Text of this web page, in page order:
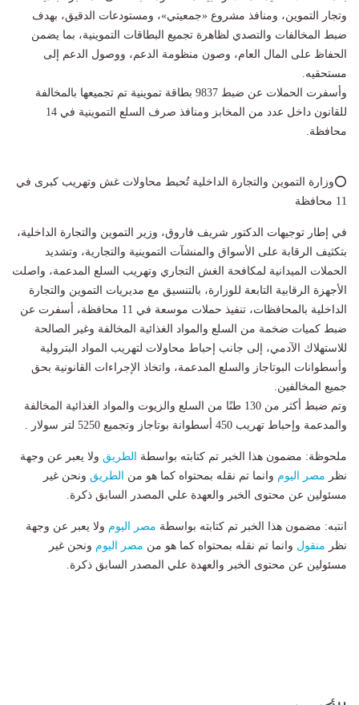
وتجار التموين، ومنافذ مشروع «جمعيتي»، ومستودعات الدقيق، بهدف
ضبط المخالفات والتصدي لظاهرة تجميع البطاقات التموينية، بما يضمن
الحفاظ على المال العام، وصون منظومة الدعم، ووصول الدعم إلى
مستحقيه.
وأسفرت الحملات عن ضبط 9837 بطاقة تموينية تم تجميعها بالمخالفة
للقانون داخل عدد من المخابز ومنافذ صرف السلع التموينية في 14
محافظة.
⭕وزارة التموين والتجارة الداخلية تُحبط محاولات غش وتهريب كبرى في
11 محافظة
في إطار توجيهات الدكتور شريف فاروق، وزير التموين والتجارة الداخلية،
بتكثيف الرقابة على الأسواق والمنشآت التموينية والتجارية، وتشديد
الحملات الميدانية لمكافحة الغش التجاري وتهريب السلع المدعمة، واصلت
الأجهزة الرقابية التابعة للوزارة، بالتنسيق مع مديريات التموين والتجارة
الداخلية بالمحافظات، تنفيذ حملات موسعة في 11 محافظة، أسفرت عن
ضبط كميات ضخمة من السلع والمواد الغذائية المخالفة وغير الصالحة
للاستهلاك الآدمي، إلى جانب إحباط محاولات لتهريب المواد البترولية
وأسطوانات البوتاجاز والسلع المدعمة، واتخاذ الإجراءات القانونية بحق
جميع المخالفين.
وتم ضبط أكثر من 130 طنًا من السلع والزيوت والمواد الغذائية المخالفة
والمدعمة وإحباط تهريب 450 أسطوانة بوتاجاز وتجميع 5250 لتر سولار .
ملحوظة: مضمون هذا الخبر تم كتابته بواسطة الطريق ولا يعبر عن وجهة
نظر مصر اليوم وانما تم نقله بمحتواه كما هو من الطريق ونحن غير
مسئولين عن محتوى الخبر والعهدة علي المصدر السابق ذكرة.
انتبه: مضمون هذا الخبر تم كتابته بواسطة مصر اليوم ولا يعبر عن وجهة
نظر منقول وانما تم نقله بمحتواه كما هو من مصر اليوم ونحن غير
مسئولين عن محتوى الخبر والعهدة علي المصدر السابق ذكرة.